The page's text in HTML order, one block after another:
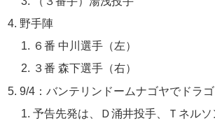
野手陣
６番 中川選手（左）
３番 森下選手（右）
9/4：バンテリンドームナゴヤでドラ
予告先発は、Ｄ涌井投手、Ｔネルソ